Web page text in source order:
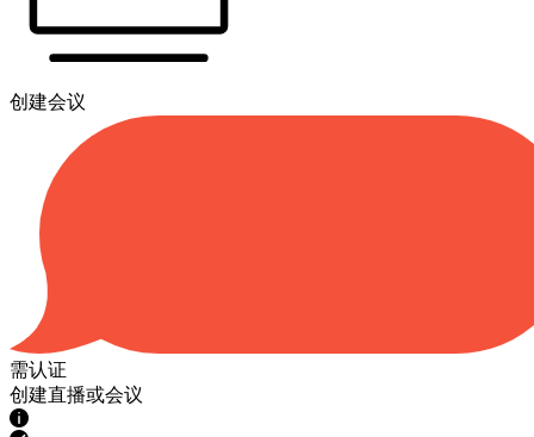
创建会议
需认证
创建直播或会议